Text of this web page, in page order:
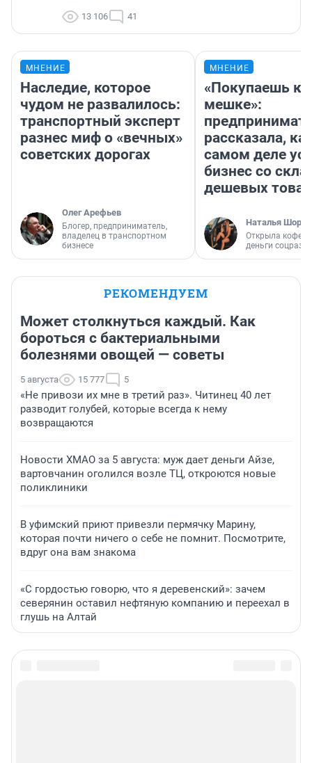
13 106 41
МНЕНИЕ
Наследие, которое
чудом не развалилось:
транспортный эксперт
разнес миф о «вечных»
советских дорогах
Олег Арефьев
Блогер, предприниматель,
владелец в транспортном
бизнесе
МНЕНИЕ
«Покупаешь
мешке»:
рассказала,
самом деле
бизнес со
дешевых
Наталья
Открыла
деньги
РЕКОМЕНДУЕМ
Может столкнуться каждый. Как
бороться с бактериальными
болезнями овощей — советы
5 августа 15 777 5
«Не привози их мне в третий раз». Читинец 40 лет
разводит голубей, которые всегда к нему
возвращаются
Новости ХМАО за 5 августа: муж дает деньги Айзе,
вартовчанин оголился возле ТЦ, откроются новые
поликлиники
В уфимский приют привезли пермячку Марину,
которая почти ничего о себе не помнит. Посмотрите,
вдруг она вам знакома
«С гордостью говорю, что я деревенский»: зачем
северянин оставил нефтяную компанию и переехал в
глушь на Алтай